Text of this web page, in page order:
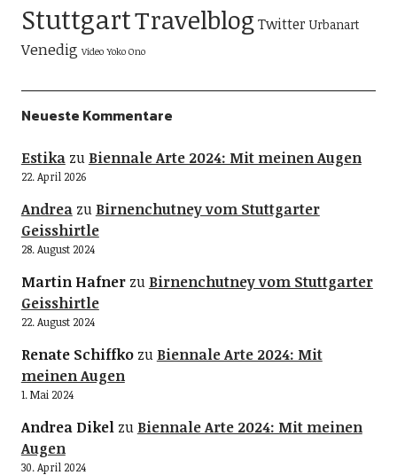
StuttgartTravelblog Twitter Urbanart
Venedig Video Yoko Ono
Neueste Kommentare
Estikazu Biennale Arte 2024: Mit meinen Augen
22. April 2026
Andreazu Birnenchutney vom Stuttgarter
Geisshirtle
28. August 2024
Martin Hafnerzu Birnenchutney vom Stuttgarter
Geisshirtle
22. August 2024
Renate Schiffkozu Biennale Arte 2024: Mit
meinen Augen
1. Mai 2024
Andrea Dikelzu Biennale Arte 2024: Mit meinen
Augen
30. April 2024